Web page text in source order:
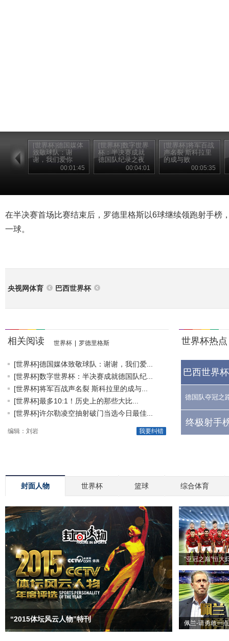
[世界杯]德国媒体
致敬球队：谢
谢，我们爱你
00:01:45
[世界杯]数字世界
杯：半决赛成就
德国队纪录之夜
00:04:01
[世界杯]将军百战
声名裂 斯科拉里
的成与败
00:05:35
在半决赛首场比赛结束后，罗德里格斯以6球继续领跑射手榜
一球。
央视网体育 巴西世界杯
相关阅读 世界杯 罗德里格斯
[世界杯]德国媒体致敬球队：谢谢，我们爱...
[世界杯]数字世界杯：半决赛成就德国队纪...
[世界杯]将军百战声名裂 斯科拉里的成与...
[世界杯]最多10:1！历史上的那些大比...
[世界杯]许尔勒凌空抽射破门当选今日最佳...
我要纠错
编辑：刘岩
世界杯热点
巴西世界
德国队夺冠之
终极射手
封面人物 世界杯 篮球 综合体育
“2015体坛风云人物”特刊
“亚冠之巅”恒大
佩兰-请勇敢一点